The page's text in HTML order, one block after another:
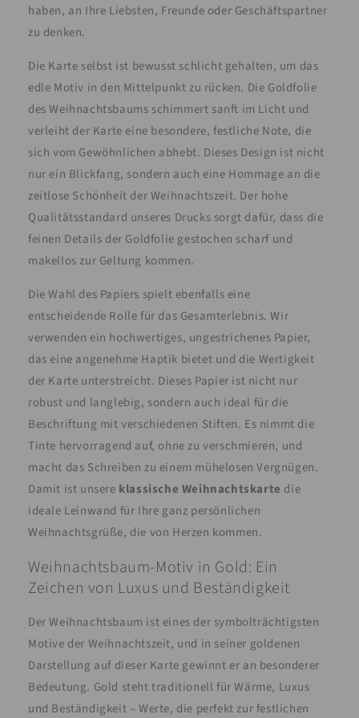
haben, an Ihre Liebsten, Freunde oder Geschäftspartner
zu denken.
Die Karte selbst ist bewusst schlicht gehalten, um das
edle Motiv in den Mittelpunkt zu rücken. Die Goldfolie
des Weihnachtsbaums schimmert sanft im Licht und
verleiht der Karte eine besondere, festliche Note, die
sich vom Gewöhnlichen abhebt. Dieses Design ist nicht
nur ein Blickfang, sondern auch eine Hommage an die
zeitlose Schönheit der Weihnachtszeit. Der hohe
Qualitätsstandard unseres Drucks sorgt dafür, dass die
feinen Details der Goldfolie gestochen scharf und
makellos zur Geltung kommen.
Die Wahl des Papiers spielt ebenfalls eine
entscheidende Rolle für das Gesamterlebnis. Wir
verwenden ein hochwertiges, ungestrichenes Papier,
das eine angenehme Haptik bietet und die Wertigkeit
der Karte unterstreicht. Dieses Papier ist nicht nur
robust und langlebig, sondern auch ideal für die
Beschriftung mit verschiedenen Stiften. Es nimmt die
Tinte hervorragend auf, ohne zu verschmieren, und
macht das Schreiben zu einem mühelosen Vergnügen.
Damit ist unsere klassische Weihnachtskarte die
ideale Leinwand für Ihre ganz persönlichen
Weihnachtsgrüße, die von Herzen kommen.
Weihnachtsbaum-Motiv in Gold: Ein
Zeichen von Luxus und Beständigkeit
Der Weihnachtsbaum ist eines der symbolträchtigsten
Motive der Weihnachtszeit, und in seiner goldenen
Darstellung auf dieser Karte gewinnt er an besonderer
Bedeutung. Gold steht traditionell für Wärme, Luxus
und Beständigkeit – Werte, die perfekt zur festlichen